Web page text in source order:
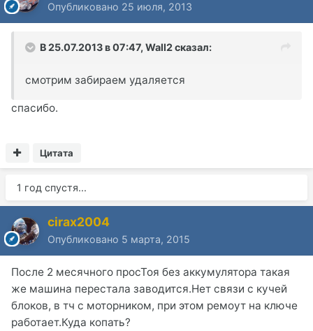
Опубликовано 25 июля, 2013
В 25.07.2013 в 07:47, Wall2 сказал:
смотрим забираем удаляется
спасибо.
Цитата
1 год спустя...
cirax2004
Опубликовано 5 марта, 2015
После 2 месячного просТоя без аккумулятора такая
же машина перестала заводится.Нет связи с кучей
блоков, в тч с моторником, при этом ремоут на ключе
работает.Куда копать?